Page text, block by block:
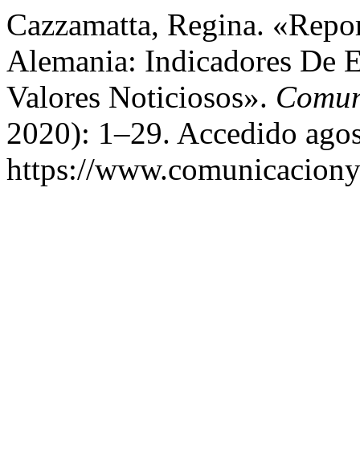
Cazzamatta, Regina.
Alemania: Indicadores De
Valores Noticiosos».
2020): 1–29. Accedido
https://